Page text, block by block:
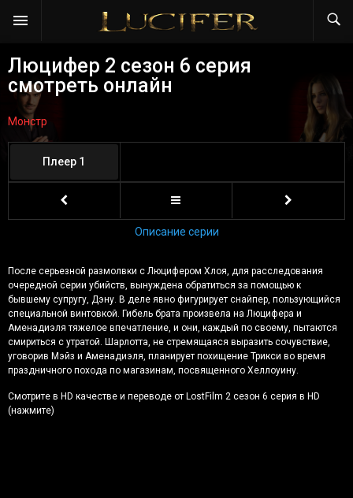
Люцифер 2 сезон 6 серия
смотреть онлайн
Монстр
Плеер 1
Описание серии
После серьезной размолвки с Люцифером Хлоя, для расследования
очередной серии убийств, вынуждена обратиться за помощью к
бывшему супругу, Дэну. В деле явно фигурирует снайпер, пользующийся
специальной винтовкой. Гибель брата произвела на Люцифера и
Аменадиэля тяжелое впечатление, и они, каждый по своему, пытаются
смириться с утратой. Шарлотта, не стремящаяся выразить сочувствие,
уговорив Мэйз и Аменадиэля, планирует похищение Трикси во время
праздничного похода по магазинам, посвященного Хеллоуину.
Смотрите в HD качестве и переводе от LostFilm 2 сезон 6 серия в HD
(нажмите)